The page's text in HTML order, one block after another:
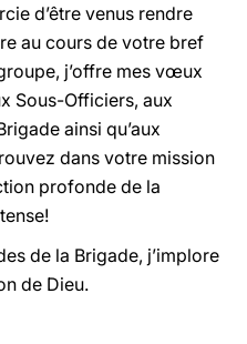
d’être venus rendre
au cours de votre bref
j’offre mes vœux
Sous-Officiers, aux
ainsi qu’aux
dans votre mission
profonde de la
de la Brigade, j’implore
de Dieu.